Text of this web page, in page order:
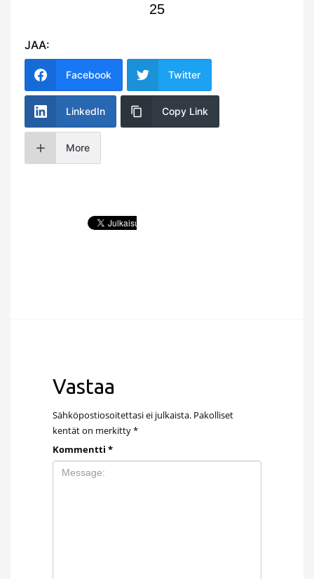
25
JAA:
Facebook Twitter
LinkedIn Copy Link
More
Vastaa
Sähköpostiosoitettasi ei julkaista. Pakolliset
kentät on merkitty*
Kommentti *